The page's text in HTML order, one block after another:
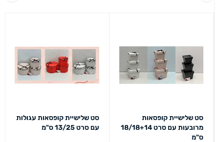
סט שלישיית קופסאות
מרובעות עם סרט 18/18+14
ס"מ
סט שלישיית קופסאות עגולות
עם סרט 13/25 ס"מ